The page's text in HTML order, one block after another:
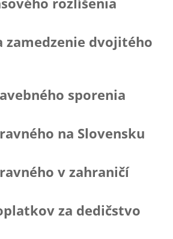
zamedzenie dvojitého
sporenia
na Slovensku
v zahraničí
za dedičstvo